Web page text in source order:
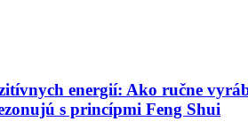
energií: Ako ručne
s princípmi Feng Shui